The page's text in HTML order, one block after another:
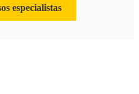
especialistas